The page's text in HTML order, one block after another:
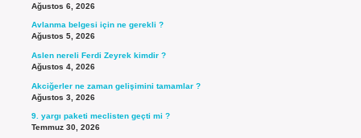
Ağustos 6, 2026
Avlanma belgesi için ne gerekli ?
Ağustos 5, 2026
Aslen nereli Ferdi Zeyrek kimdir ?
Ağustos 4, 2026
Akciğerler ne zaman gelişimini tamamlar ?
Ağustos 3, 2026
9. yargı paketi meclisten geçti mi ?
Temmuz 30, 2026